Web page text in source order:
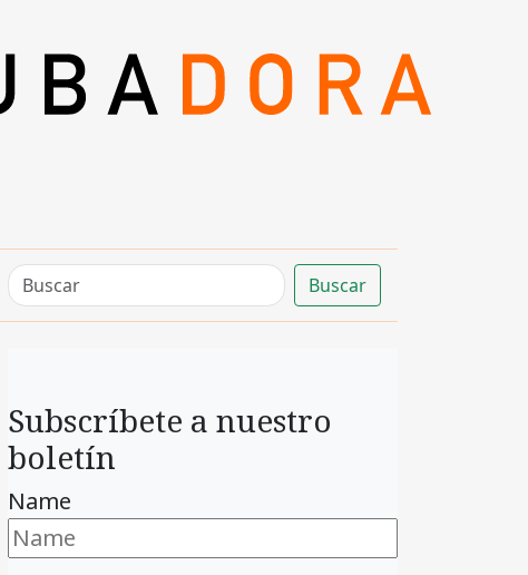
Buscar
Subscríbete a nuestro
boletín
Name